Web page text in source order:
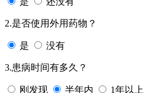
2.是否使用外用药物？
是 没有
3.患病时间有多久？
刚发现 半年内 1年以上